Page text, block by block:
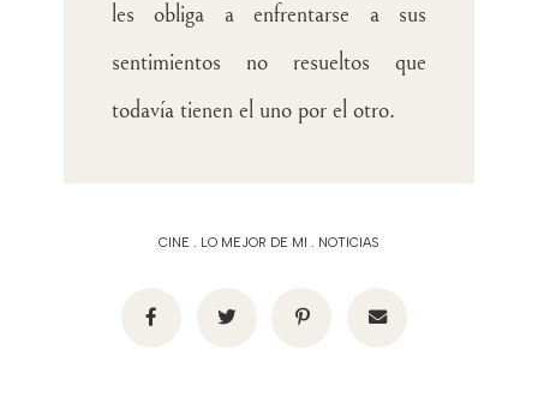
les obliga a enfrentarse a sus
sentimientos no resueltos que
todavía tienen el uno por el otro.
CINE . LO MEJOR DE MI . NOTICIAS